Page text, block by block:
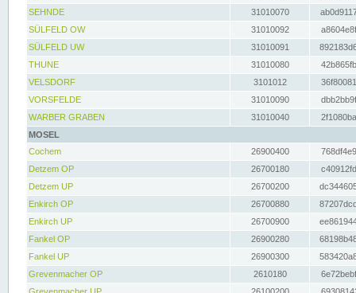
SEHNDE
31010070
SÜLFELD OW
31010092
SÜLFELD UW
31010091
THUNE
31010080
VELSDORF
3101012
VORSFELDE
31010090
WARBER GRABEN
31010040
MOSEL
Cochem
26900400
Detzem OP
26700180
Detzem UP
26700200
Enkirch OP
26700880
Enkirch UP
26700900
Fankel OP
26900280
Fankel UP
26900300
Grevenmacher OP
2610180